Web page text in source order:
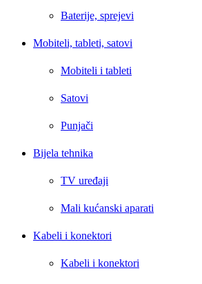
Baterije, sprejevi
Mobiteli, tableti, satovi
Mobiteli i tableti
Satovi
Punjači
Bijela tehnika
TV uređaji
Mali kućanski aparati
Kabeli i konektori
Kabeli i konektori